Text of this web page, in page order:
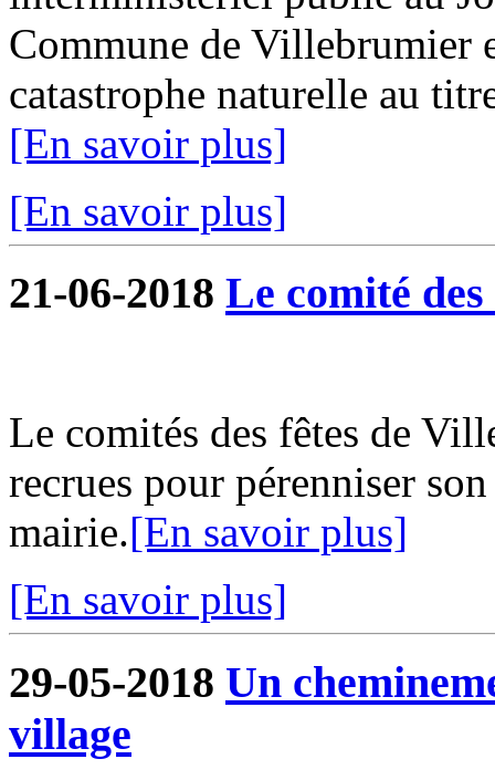
Commune de Villebrumier
catastrophe naturelle au
[En savoir plus]
[En savoir plus]
21-06-2018 Le comité
Le comités des fêtes de
recrues pour pérenniser
mairie.[En savoir plus]
[En savoir plus]
29-05-2018 Un
village